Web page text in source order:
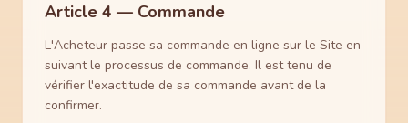
Article 4 — Commande
L'Acheteur passe sa commande en ligne sur le Site en
suivant le processus de commande. Il est tenu de
vérifier l'exactitude de sa commande avant de la
confirmer.